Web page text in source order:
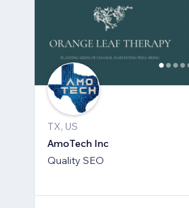
TX, US
AmoTech Inc
Quality SEO